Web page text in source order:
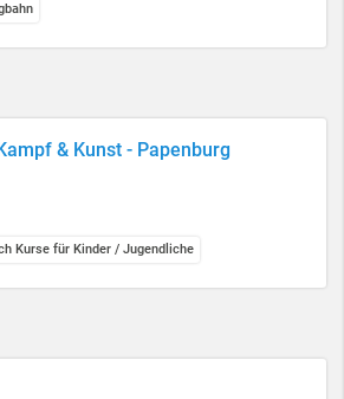
& Kunst - Papenburg
Kurse für Kinder / Jugendliche